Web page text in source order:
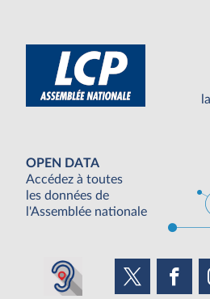
OPEN DATA
Accédez à toutes
les données de
l'Assemblée nationale